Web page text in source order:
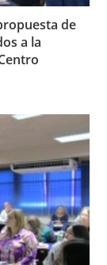
de
a la